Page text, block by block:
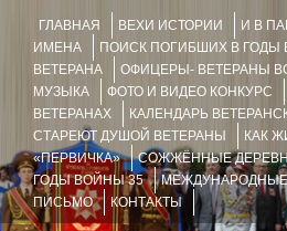
ГЛАВНАЯ ВЕХИ ИСТОРИИ
И В
ИМЕНА
ПОИСК ПОГИБШИХ В ГОДЫ
ВЕТЕРАНА
ОФИЦЕРЫ- ВЕТЕРАНЫ
МУЗЫКА
ФОТО И ВИДЕО КОНКУРС
ВЕТЕРАНАХ
КАЛЕНДАРЬ
СТАРЕЮТ ДУШОЙ ВЕТЕРАНЫ
КАК
«ПЕРВИЧКА»
СОЖЖЁННЫЕ
ГОДЫ ВОЙНЫ 35
ПИСЬМО
КОНТАКТЫ